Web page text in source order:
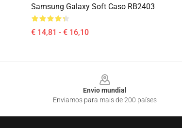
Samsung Galaxy Soft Caso RB2403
€ 14,81 - € 16,10
Envio mundial
Enviamos para mais de 200 países